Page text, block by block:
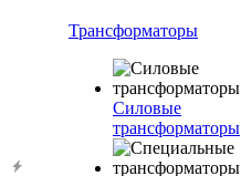
Трансформаторы
Силовые
трансформаторы